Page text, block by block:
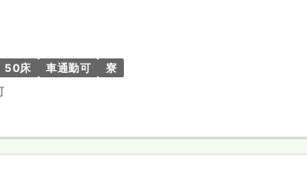
50床 車通勤可
寮